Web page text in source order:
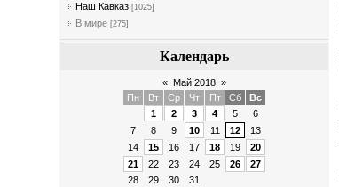
Наш Кавказ [1025]
В мире [275]
Календарь
« Май 2018 »
Пн
Вт Ср Чт Пт Сб
Вс
1
2 3 4 5
6
7
8 9 10 11 12
13
14
15 16 17 18 19
20
21
22 23 24 25 26
27
28
29 30 31